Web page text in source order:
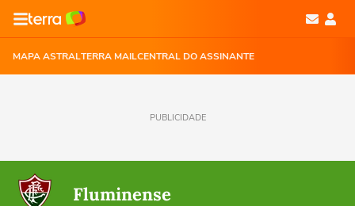
MAPA ASTRALTERRA MAILCENTRAL DO ASSINANTE
PUBLICIDADE
Fluminense